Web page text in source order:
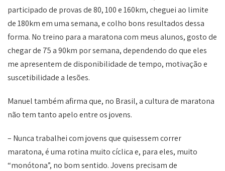
participado de provas de 80, 100 e 160km, cheguei ao limite
de 180km em uma semana, e colho bons resultados dessa
forma. No treino para a maratona com meus alunos, gosto de
chegar de 75 a 90km por semana, dependendo do que eles
me apresentem de disponibilidade de tempo, motivação e
suscetibilidade a lesões.
Manuel também afirma que, no Brasil, a cultura de maratona
não tem tanto apelo entre os jovens.
– Nunca trabalhei com jovens que quisessem correr
maratona, é uma rotina muito cíclica e, para eles, muito
“monótona”, no bom sentido. Jovens precisam de